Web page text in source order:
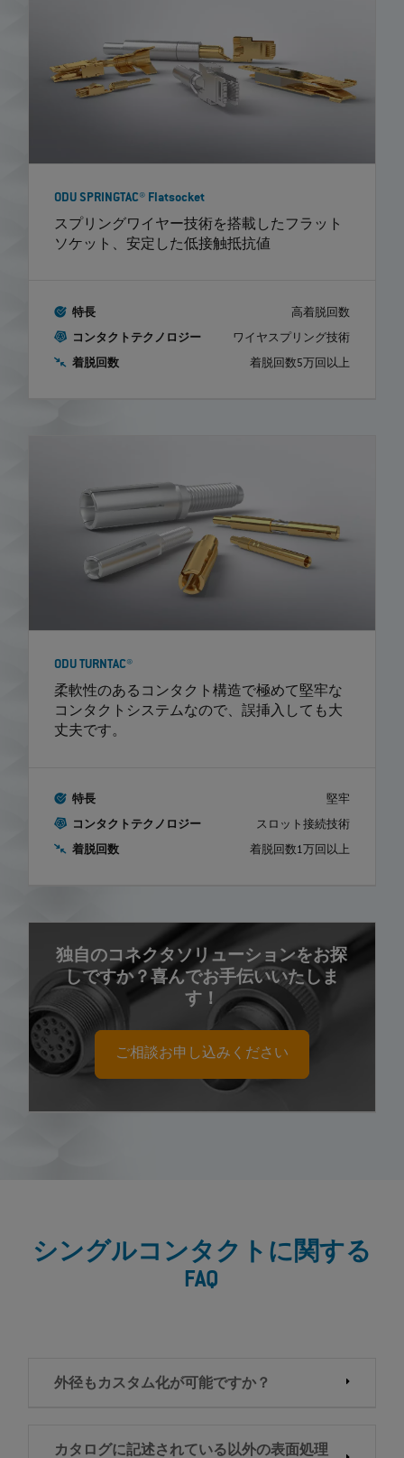
ODU SPRINGTAC® Flatsocket
スプリングワイヤー技術を搭載したフラット
ソケット、安定した低接触抵抗値
特長 高着脱回数
コンタクトテクノロジー ワイヤスプリング技術
着脱回数 着脱回数5万回以上
ODU TURNTAC®
柔軟性のあるコンタクト構造で極めて堅牢な
コンタクトシステムなので、誤挿入しても大
丈夫です。
特長 堅牢
コンタクトテクノロジー スロット接続技術
着脱回数 着脱回数1万回以上
独自のコネクタソリューションをお探
しですか？喜んでお手伝いいたしま
す！
ご相談お申し込みください
シングルコンタクトに関する
FAQ
外径もカスタム化が可能ですか？
カタログに記述されている以外の表面処理